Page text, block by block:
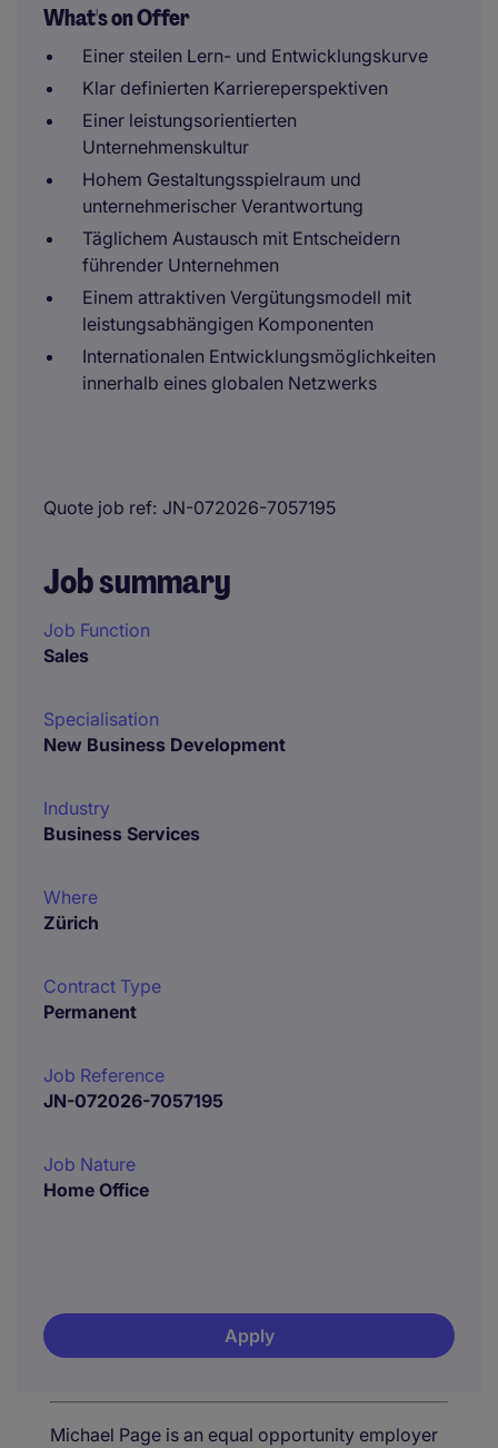
What's on Offer
Einer steilen Lern- und Entwicklungskurve
Klar definierten Karriereperspektiven
Einer leistungsorientierten
Unternehmenskultur
Hohem Gestaltungsspielraum und
unternehmerischer Verantwortung
Täglichem Austausch mit Entscheidern
führender Unternehmen
Einem attraktiven Vergütungsmodell mit
leistungsabhängigen Komponenten
Internationalen Entwicklungsmöglichkeiten
innerhalb eines globalen Netzwerks
Quote job ref JN-072026-7057195
Job summary
Job Function
Sales
Specialisation
New Business Development
Industry
Business Services
Where
Zürich
Contract Type
Permanent
Job Reference
JN-072026-7057195
Job Nature
Home Office
Apply
Michael Page is an equal opportunity employer